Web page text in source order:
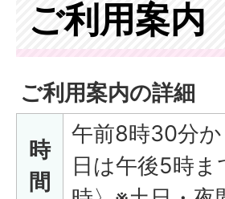
ご利用案内
ご利用案内の詳細
時
間
午前8時30分
日は午後5時